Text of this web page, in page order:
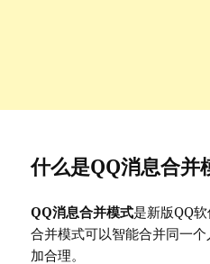
什么是QQ消息合并
QQ消息合并模式是新版QQ
合并模式可以智能合并同一
加合理。